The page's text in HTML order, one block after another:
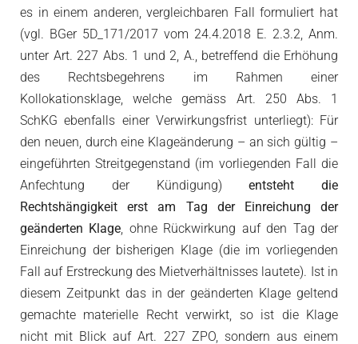
es in einem anderen, vergleichbaren Fall formuliert hat
(vgl. BGer 5D_171/2017 vom 24.4.2018 E. 2.3.2, Anm.
unter Art. 227 Abs. 1 und 2, A., betreffend die Erhöhung
des Rechtsbegehrens im Rahmen einer
Kollokationsklage, welche gemäss Art. 250 Abs. 1
SchKG ebenfalls einer Verwirkungsfrist unterliegt): Für
den neuen, durch eine Klageänderung – an sich gültig –
eingeführten Streitgegenstand (im vorliegenden Fall die
Anfechtung der Kündigung)entsteht die
Rechtshängigkeit erst am Tag der Einreichung der
geänderten Klage, ohne Rückwirkung auf den Tag der
Einreichung der bisherigen Klage (die im vorliegenden
Fall auf Erstreckung des Mietverhältnisses lautete). Ist in
diesem Zeitpunkt das in der geänderten Klage geltend
gemachte materielle Recht verwirkt, so ist die Klage
nicht mit Blick auf Art. 227 ZPO, sondern aus einem